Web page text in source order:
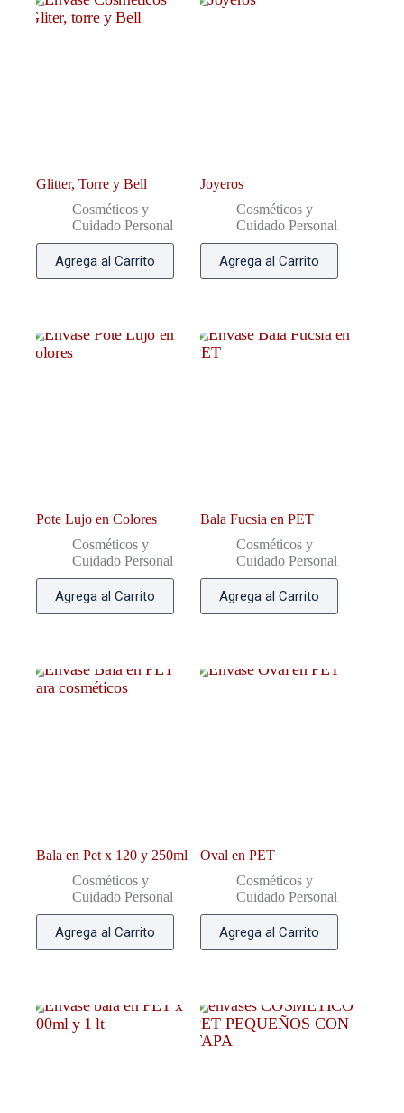
Glitter, Torre y Bell
Cosméticos y
Cuidado Personal
Agrega al Carrito
Joyeros
Cosméticos y
Cuidado Personal
Agrega al Carrito
Pote Lujo en Colores
Cosméticos y
Cuidado Personal
Agrega al Carrito
Bala Fucsia en PET
Cosméticos y
Cuidado Personal
Agrega al Carrito
Bala en Pet x 120 y 250ml
Cosméticos y
Cuidado Personal
Agrega al Carrito
Oval en PET
Cosméticos y
Cuidado Personal
Agrega al Carrito